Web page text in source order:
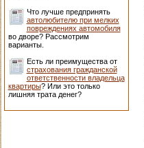
Что лучше предпринять
автолюбителю при мелких
повреждениях автомобиля
во дворе? Рассмотрим
варианты.
Есть ли преимущества от
страхования гражданской
ответственности владельца
квартиры? Или это только
лишняя трата денег?